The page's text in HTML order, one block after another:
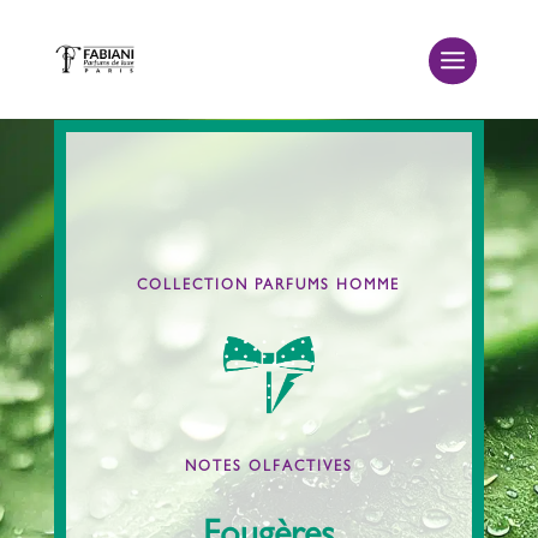
Orientales, Ambrées
Fraîches
Orientaux
COLLECTION PARFUMS HOMME
NOTES OLFACTIVES